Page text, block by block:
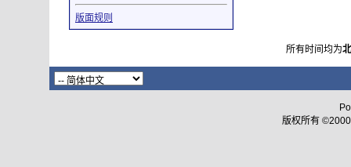
版面规则
所有时间均为
版权所有